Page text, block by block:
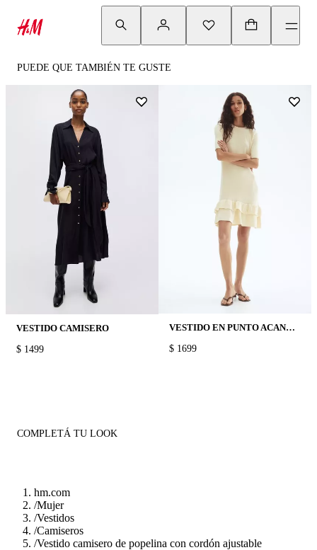
PUEDE QUE TAMBIÉN TE GUSTE
VESTIDO CAMISERO
PRICE:
$ 1499
VESTIDO EN PUNTO ACANALADO
PRICE:
$ 1699
COMPLETÁ TU LOOK
hm.com
/Mujer
/Vestidos
/Camiseros
/Vestido camisero de popelina con cordón ajustable